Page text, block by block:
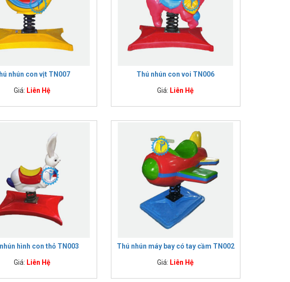
nhún con vịt TN007
Giá: Liên Hệ
Thú nhún con voi TN006
Giá: Liên Hệ
hình con thỏ TN003
Giá: Liên Hệ
Thú nhún máy bay có tay cầm TN002
Giá: Liên Hệ